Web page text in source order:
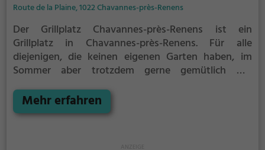
Route de la Plaine, 1022 Chavannes-près-Renens
Der Grillplatz Chavannes-près-Renens ist ein
Grillplatz in Chavannes-près-Renens. Für alle
diejenigen, die keinen eigenen Garten haben, im
Sommer aber trotzdem gerne gemütlich mit
Grillplatz Chavannes-près-Renens die Lösung.
Gegrillt wird hier mit Holzkohle.
Mehr erfahren